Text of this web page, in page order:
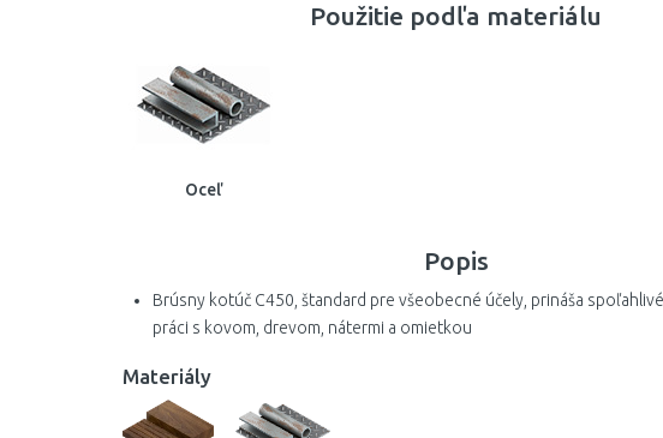
Použitie podľa materiálu
Oceľ
Popis
Brúsny kotúč C450, štandard pre všeobecné účely, prináša
práci s kovom, drevom, nátermi a omietkou
Materiály